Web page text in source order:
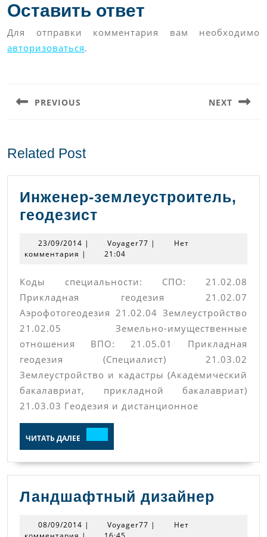
Оставить ответ
Для отправки комментария вам необходимо
авторизоваться.
записям
PREVIOUS NEXT
Related Post
Инженер-землеустроитель,
геодезист
геодезист
23/09/2014 23/09/2014
| Voyager77 Voyager77
|
Нет
комментария | 21:04
Коды специальности: СПО: 21.02.08
Прикладная геодезия 21.02.07
Аэрофотогеодезия 21.02.04 Землеустройство
21.02.05 Земельно-имущественные
отношения ВПО: 21.05.01 Прикладная
геодезия (Специалист) 21.03.02
Землеустройство и кадастры (Академический
бакалавриат, прикладной бакалавриат)
21.03.03 Геодезия и дистанционное
ЧИТАТЬ ДАЛЕЕ ДАЛЕЕ
Ландшафтный дизайнер
08/09/2014 08/09/2014
| Voyager77 Voyager77
|
Нет